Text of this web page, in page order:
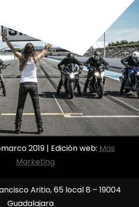
2019 | Edición web: Mas
Marketing
Aritio, 65 local 8 – 19004
Guadalajara